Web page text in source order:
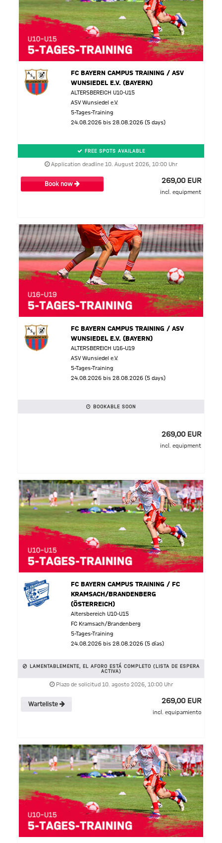
FC BAYERN CAMPUS TRAINING / ASV
WUNSIEDEL E.V. (BAYERN)
ALTERSBEREICH U10-U15
ASV Wunsiedel e.V.
5-Tages-Training
24.08.2026 bis 28.08.2026 (5 days)
FREE SPOTS AVAILABLE
Application deadline 10. August 2026, 10:00 Uhr
Book now 269,00 EUR
incl. equipment
FC BAYERN CAMPUS TRAINING / ASV
WUNSIEDEL E.V. (BAYERN)
ALTERSBEREICH U16-U19
ASV Wunsiedel e.V.
5-Tages-Training
24.08.2026 bis 28.08.2026 (5 days)
BOOKABLE SOON
269,00 EUR
incl. equipment
FC BAYERN CAMPUS TRAINING / FC
KRAMSACH/BRANDENBERG
(ÖSTERREICH)
Altersbereich U10-U15
FC Kramsach/Brandenberg
5-Tages-Training
24.08.2026 bis 28.08.2026 (5 días)
LAMENTABLEMENTE, EL AFORO ESTÁ COMPLETO (LISTA DE ESPERA
ACTIVA)
Plazo de solicitud 10. agosto 2026, 10:00 Uhr
Warteliste 269,00 EUR
incl. equipamiento